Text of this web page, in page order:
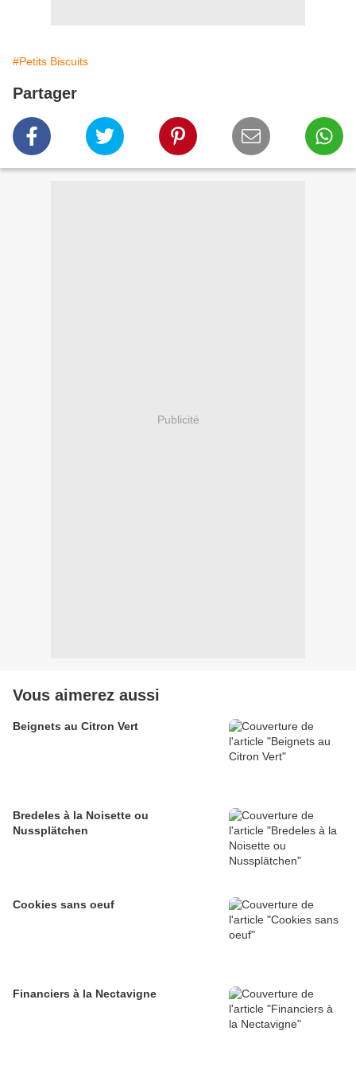
#Petits Biscuits
Partager
Publicité
Vous aimerez aussi
Beignets au Citron Vert
Bredeles à la Noisette ou
Nussplätchen
Cookies sans oeuf
Financiers à la Nectavigne